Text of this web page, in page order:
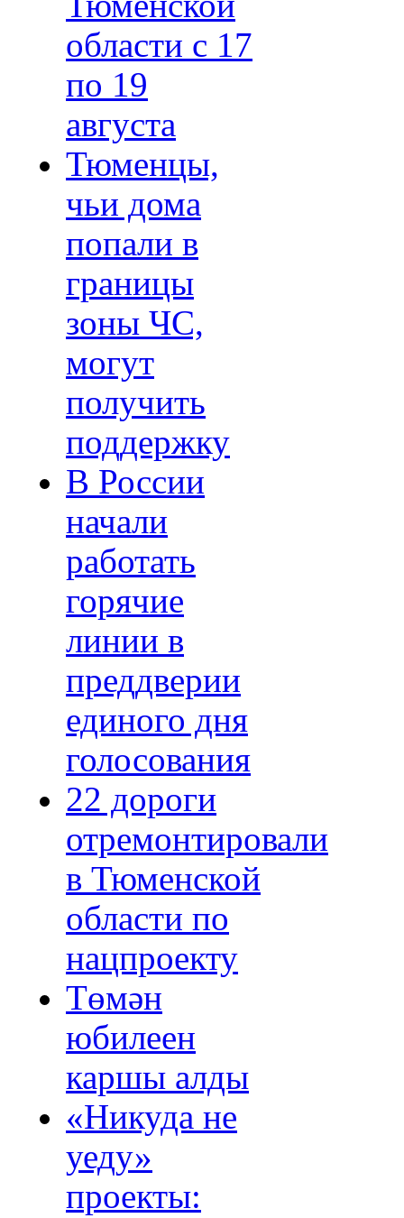
области с 17
по 19
августа
Тюменцы,
чьи дома
попали в
границы
зоны ЧС,
могут
получить
поддержку
В России
начали
работать
горячие
линии в
преддверии
единого дня
голосования
22 дороги
отремонтировали
в Тюменской
области по
нацпроекту
Төмән
юбилеен
каршы алды
«Никуда не
уеду»
проекты: